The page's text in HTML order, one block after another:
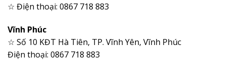
☆ Điện thoại: 0867 718 883
Vĩnh Phúc
☆ Số 10 KĐT Hà Tiên, TP. Vĩnh Yên, Vĩnh Phúc
Điện thoại: 0867 718 883